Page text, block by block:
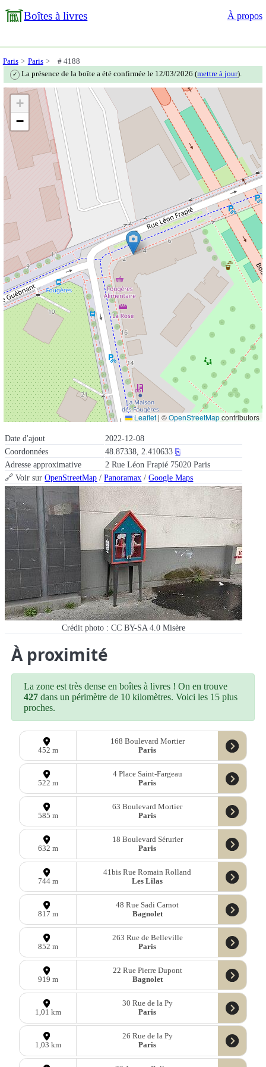
Boîtes à livres À propos
Paris Paris # 4188
✓ La présence de la boîte a été confirmée le 12/03/2026 (mettre à jour).
Date d'ajout
2022-12-08
Coordonnées
48.87338, 2.410633 ⎘
Adresse approximative
2 Rue Léon Frapié 75020 Paris
🔗 Voir surOpenStreetMap /Panoramax /Google Maps
Crédit photo : CC BY-SA 4.0 Misère
+
−
Leaflet | ©OpenStreetMapcontributors
À proximité
La zone est très dense en boîtes à livres ! On en trouve
427 dans un périmètre de 10 kilomètres. Voici les 15 plus
proches.
452 m
168 Boulevard Mortier
Paris
522 m
4 Place Saint-Fargeau
Paris
585 m
63 Boulevard Mortier
Paris
632 m
18 Boulevard Sérurier
Paris
744 m
41bis Rue Romain Rolland
Les Lilas
817 m
48 Rue Sadi Carnot
Bagnolet
852 m
263 Rue de Belleville
Paris
919 m
22 Rue Pierre Dupont
Bagnolet
1,01 km
30 Rue de la Py
Paris
1,03 km
26 Rue de la Py
Paris